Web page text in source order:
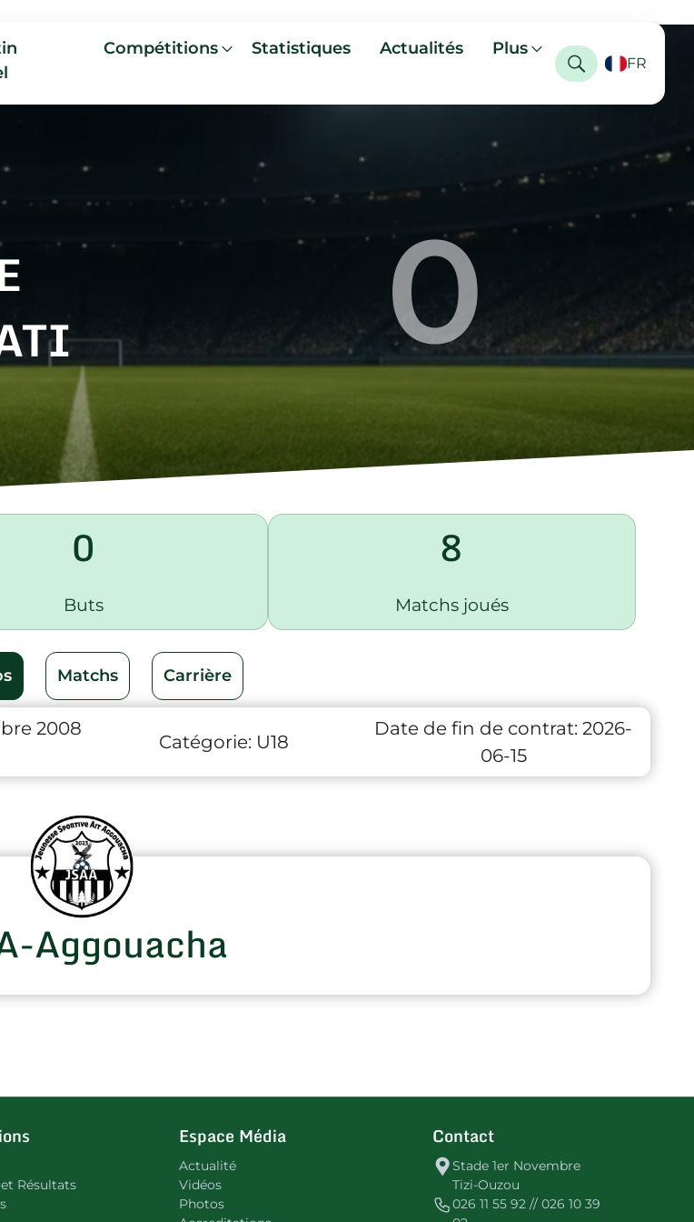
Compétitions Statistiques Actualités Plus
FR
0
0
Buts
8
Matchs joués
Matchs Carrière
2008
Catégorie: U18
Date de fin de contrat: 2026-
06-15
Aggouacha
Résultats
Espace Média
Actualité
Vidéos
Photos
Contact
Stade 1er Novembre
Tizi-Ouzou
026 11 55 92 // 026 10 39